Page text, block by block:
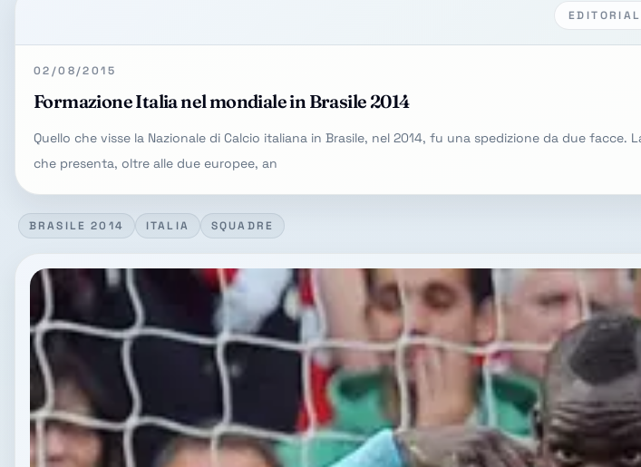
02/08/2015
Formazione Italia nel mondiale in Brasile 2014
Quello che visse la Nazionale di Calcio italiana in Brasile, nel 2014, fu una spedizione da due
che presenta, oltre alle due europee, an
BRASILE 2014 ITALIA SQUADRE